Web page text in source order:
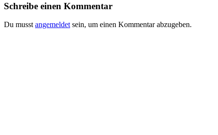
Schreibe einen Kommentar
Du musst angemeldet sein, um einen Kommentar abzugeben.